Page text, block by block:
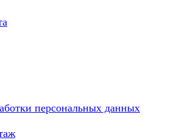
персональных данных